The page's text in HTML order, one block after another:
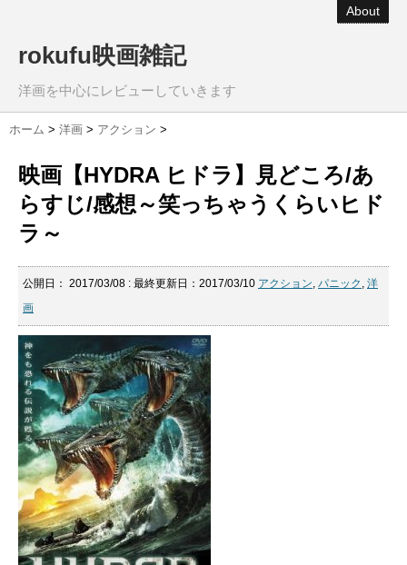
About
rokufu映画雑記
洋画を中心にレビューしていきます
ホーム > 洋画 > アクション >
映画【HYDRA ヒドラ】見どころ/あ
らすじ/感想～笑っちゃうくらいヒド
ラ～
公開日： 2017/03/08 : 最終更新日：2017/03/10 アクション, パニック , 洋
画